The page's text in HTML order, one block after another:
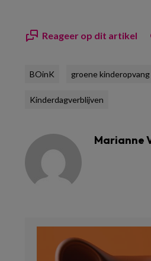
Reageer op dit artikel
BOinK groene kinderopvang
Kinderdagverblijven
Marianne